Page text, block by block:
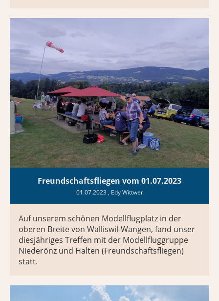
Freundschaftsfliegen vom 01.07.2023
01.07.2023, Edy Wittwer
Auf unserem schönen Modellflugplatz in der
oberen Breite von Walliswil-Wangen, fand unser
diesjähriges Treffen mit der Modellfluggruppe
Niederönz und Halten (Freundschaftsfliegen)
statt.